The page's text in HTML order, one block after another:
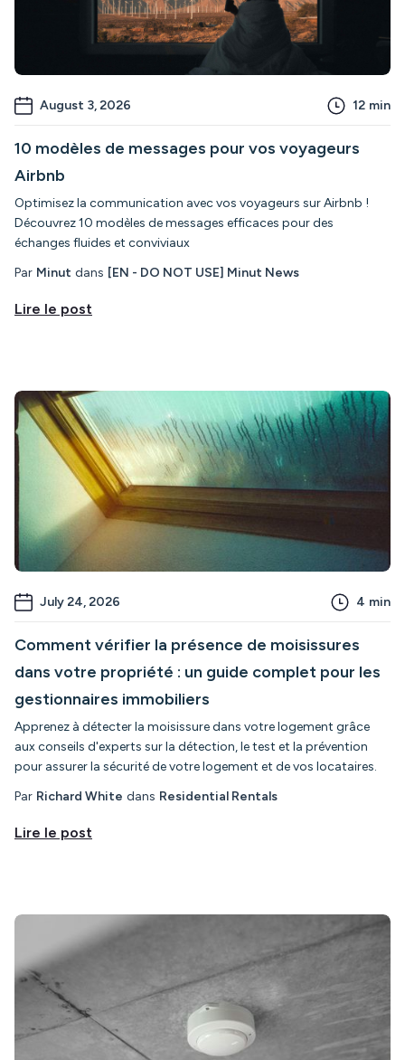
August 3, 2026 12 min
10 modèles de messages pour vos voyageurs
Airbnb
Optimisez la communication avec vos voyageurs sur Airbnb !
Découvrez 10 modèles de messages efficaces pour des
échanges fluides et conviviaux
Par Minut dans [EN - DO NOT USE] Minut News
Lire le post
July 24, 2026 4 min
Comment vérifier la présence de moisissures
dans votre propriété : un guide complet pour les
gestionnaires immobiliers
Apprenez à détecter la moisissure dans votre logement grâce
aux conseils d'experts sur la détection, le test et la prévention
pour assurer la sécurité de votre logement et de vos locataires.
Par Richard White dans Residential Rentals
Lire le post